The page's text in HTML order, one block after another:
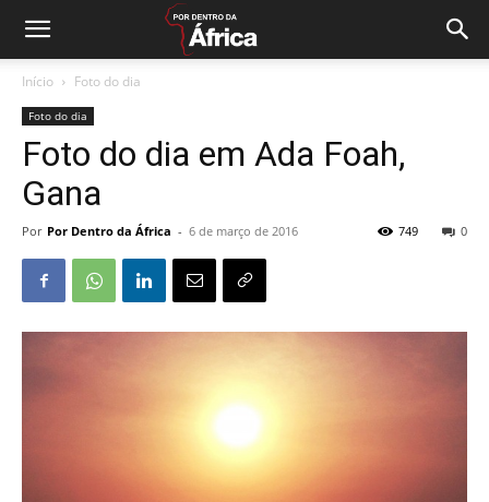
Início Foto do dia
Foto do dia
Foto do dia em Ada Foah,
Gana
Por Por Dentro da África - 6 de março de 2016 0
749